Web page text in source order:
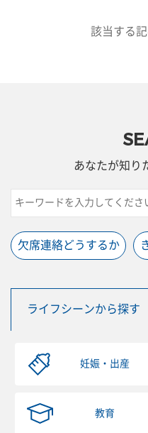
該当する
あなたが知り
欠席連絡どうするか
ライフシーンから探す
妊娠・出産
教育